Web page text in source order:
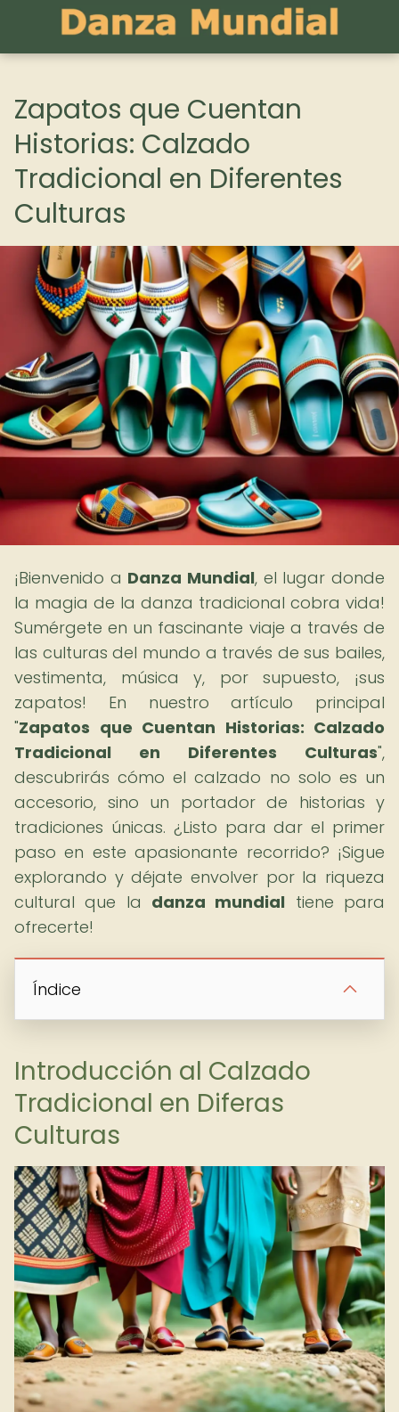
Zapatos que Cuentan
Historias: Calzado
Tradicional en Diferentes
Culturas
¡Bienvenido a Danza Mundial, el lugar donde
la magia de la danza tradicional cobra vida!
Sumérgete en un fascinante viaje a través de
las culturas del mundo a través de sus bailes,
vestimenta, música y, por supuesto, ¡sus
zapatos! En nuestro artículo principal
"Zapatos que Cuentan Historias: Calzado
Tradicional en Diferentes Culturas",
descubrirás cómo el calzado no solo es un
accesorio, sino un portador de historias y
tradiciones únicas. ¿Listo para dar el primer
paso en este apasionante recorrido? ¡Sigue
explorando y déjate envolver por la riqueza
cultural que la danza mundial tiene para
ofrecerte!
Índice
Introducción al Calzado
Tradicional en Diferas
Culturas